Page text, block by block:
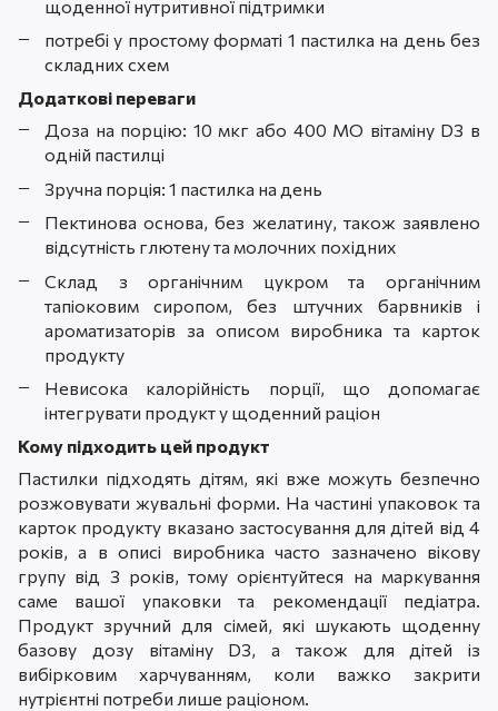
щоденної нутритивної підтримки
потребі у простому форматі 1 пастилка на день без
складних схем
Додаткові переваги
Доза на порцію: 10 мкг або 400 МО вітаміну D3 в
одній пастилці
Зручна порція: 1 пастилка на день
Пектинова основа, без желатину, також заявлено
відсутність глютену та молочних похідних
Склад з органічним цукром та органічним
тапіоковим сиропом, без штучних барвників і
ароматизаторів за описом виробника та карток
продукту
Невисока калорійність порції, що допомагає
інтегрувати продукт у щоденний раціон
Кому підходить цей продукт
Пастилки підходять дітям, які вже можуть безпечно
розжовувати жувальні форми. На частині упаковок та
карток продукту вказано застосування для дітей від 4
років, а в описі виробника часто зазначено вікову
групу від 3 років, тому орієнтуйтеся на маркування
саме вашої упаковки та рекомендації педіатра.
Продукт зручний для сімей, які шукають щоденну
базову дозу вітаміну D3, а також для дітей із
вибірковим харчуванням, коли важко закрити
нутрієнтні потреби лише раціоном.